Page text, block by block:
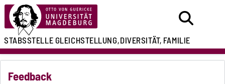
STABSSTELLEGLEICHSTELLUNG,DIVERSITÄT, FAMILIE
Feedback